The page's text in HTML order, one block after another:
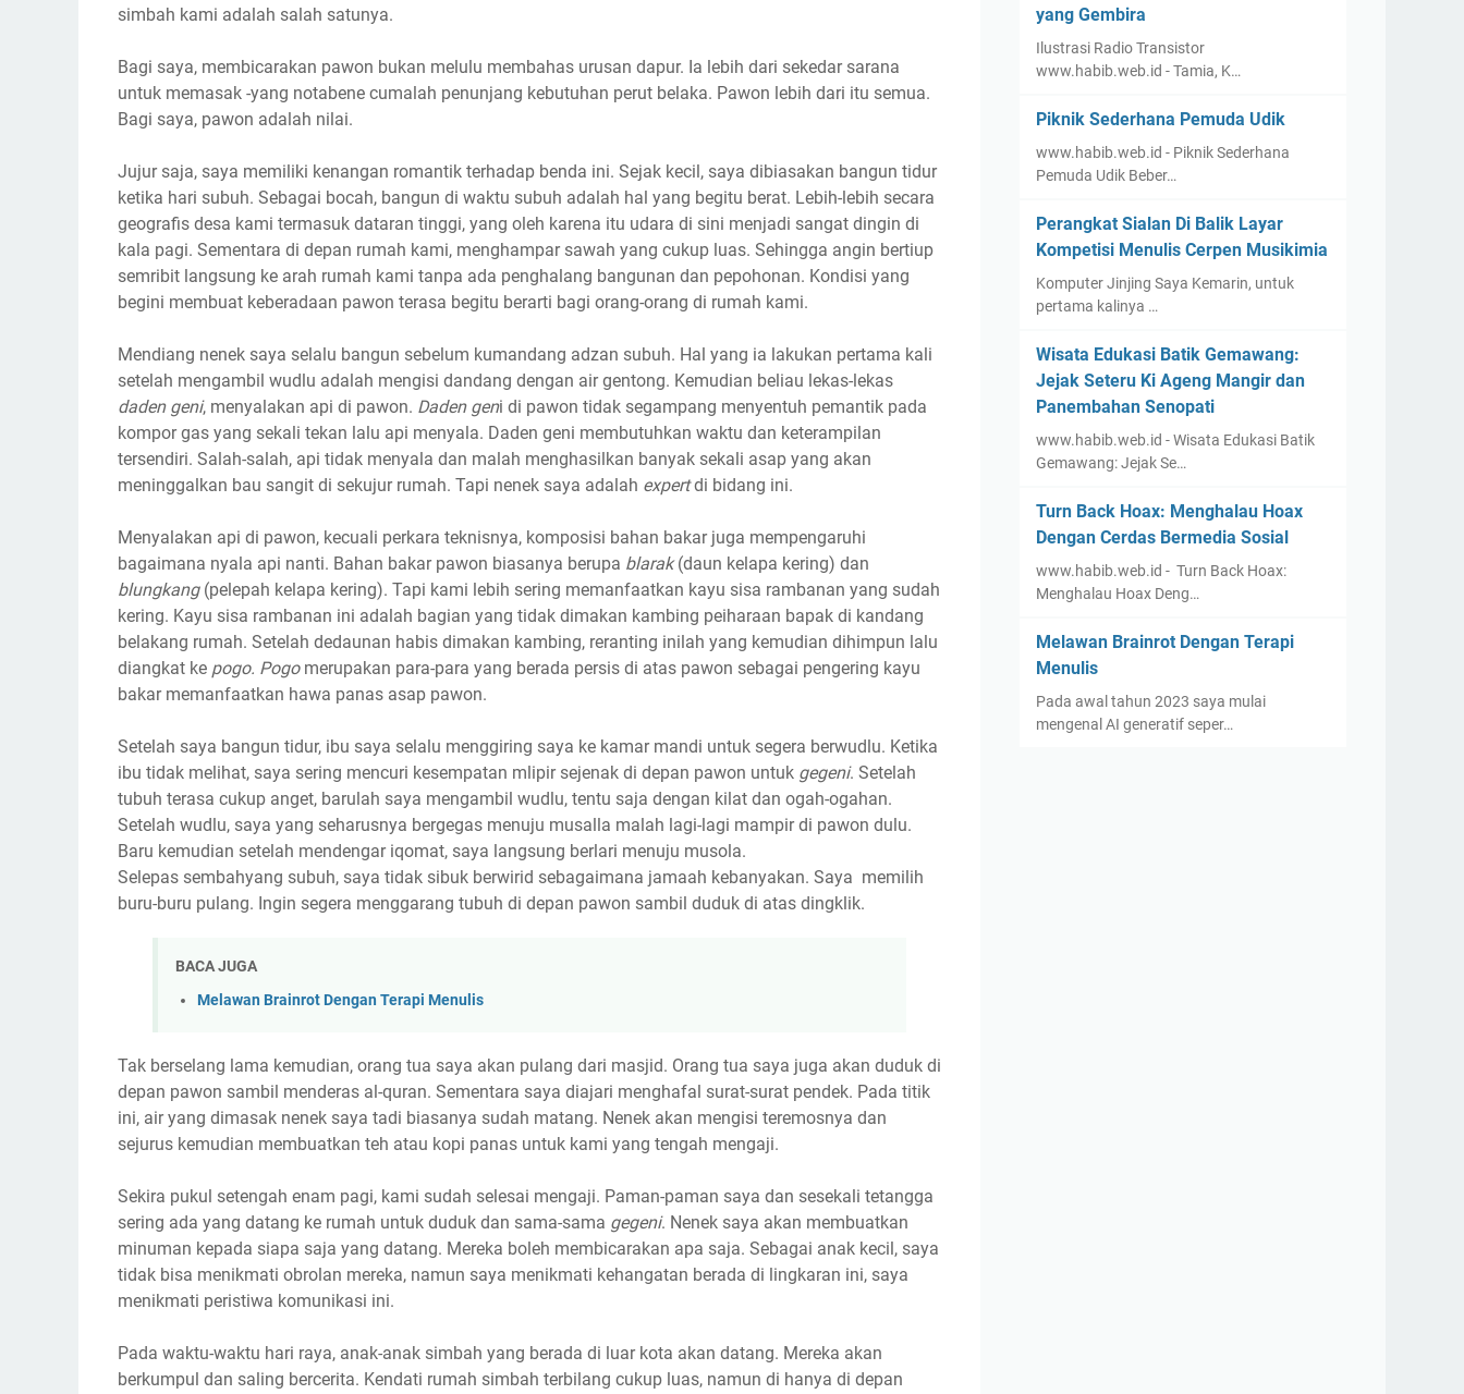
simbah kami adalah salah satunya.
Bagi saya, membicarakan pawon bukan melulu membahas urusan dapur. Ia lebih dari sekedar sarana
untuk memasak -yang notabene cumalah penunjang kebutuhan perut belaka. Pawon lebih dari itu semua.
Bagi saya, pawon adalah nilai.
Jujur saja, saya memiliki kenangan romantik terhadap benda ini. Sejak kecil, saya dibiasakan bangun tidur
ketika hari subuh. Sebagai bocah, bangun di waktu subuh adalah hal yang begitu berat. Lebih-lebih secara
geografis desa kami termasuk dataran tinggi, yang oleh karena itu udara di sini menjadi sangat dingin di
kala pagi. Sementara di depan rumah kami, menghampar sawah yang cukup luas. Sehingga angin bertiup
semribit langsung ke arah rumah kami tanpa ada penghalang bangunan dan pepohonan. Kondisi yang
begini membuat keberadaan pawon terasa begitu berarti bagi orang-orang di rumah kami.
Mendiang nenek saya selalu bangun sebelum kumandang adzan subuh. Hal yang ia lakukan pertama kali
setelah mengambil wudlu adalah mengisi dandang dengan air gentong. Kemudian beliau lekas-lekas
daden geni, menyalakan api di pawon. Daden geni di pawon tidak segampang menyentuh pemantik pada
kompor gas yang sekali tekan lalu api menyala. Daden geni membutuhkan waktu dan keterampilan
tersendiri. Salah-salah, api tidak menyala dan malah menghasilkan banyak sekali asap yang akan
meninggalkan bau sangit di sekujur rumah. Tapi nenek saya adalah expertdi bidang ini.
Menyalakan api di pawon, kecuali perkara teknisnya, komposisi bahan bakar juga mempengaruhi
bagaimana nyala api nanti. Bahan bakar pawon biasanya berupa blarak(daun kelapa kering) dan
blungkang(pelepah kelapa kering). Tapi kami lebih sering memanfaatkan kayu sisa rambanan yang sudah
kering. Kayu sisa rambanan ini adalah bagian yang tidak dimakan kambing peiharaan bapak di kandang
belakang rumah. Setelah dedaunan habis dimakan kambing, reranting inilah yang kemudian dihimpun lalu
diangkat ke pogo. Pogomerupakan para-para yang berada persis di atas pawon sebagai pengering kayu
bakar memanfaatkan hawa panas asap pawon.
Setelah saya bangun tidur, ibu saya selalu menggiring saya ke kamar mandi untuk segera berwudlu. Ketika
ibu tidak melihat, saya sering mencuri kesempatan mlipir sejenak di depan pawon untuk gegeni. Setelah
tubuh terasa cukup anget, barulah saya mengambil wudlu, tentu saja dengan kilat dan ogah-ogahan.
Setelah wudlu, saya yang seharusnya bergegas menuju musalla malah lagi-lagi mampir di pawon dulu.
Baru kemudian setelah mendengar iqomat, saya langsung berlari menuju musola.
Selepas sembahyang subuh, saya tidak sibuk berwirid sebagaimana jamaah kebanyakan. Saya memilih
buru-buru pulang. Ingin segera menggarang tubuh di depan pawon sambil duduk di atas dingklik.
BACA JUGA
Melawan Brainrot Dengan Terapi Menulis
Tak berselang lama kemudian, orang tua saya akan pulang dari masjid. Orang tua saya juga akan duduk di
depan pawon sambil menderas al-quran. Sementara saya diajari menghafal surat-surat pendek. Pada titik
ini, air yang dimasak nenek saya tadi biasanya sudah matang. Nenek akan mengisi teremosnya dan
sejurus kemudian membuatkan teh atau kopi panas untuk kami yang tengah mengaji.
Sekira pukul setengah enam pagi, kami sudah selesai mengaji. Paman-paman saya dan sesekali tetangga
sering ada yang datang ke rumah untuk duduk dan sama-sama gegeni. Nenek saya akan membuatkan
minuman kepada siapa saja yang datang. Mereka boleh membicarakan apa saja. Sebagai anak kecil, saya
tidak bisa menikmati obrolan mereka, namun saya menikmati kehangatan berada di lingkaran ini, saya
menikmati peristiwa komunikasi ini.
Pada waktu-waktu hari raya, anak-anak simbah yang berada di luar kota akan datang. Mereka akan
berkumpul dan saling bercerita. Kendati rumah simbah terbilang cukup luas, namun di hanya di depan
yang Gembira
Ilustrasi Radio Transistor
www.habib.web.id - Tamia, K…
Piknik Sederhana Pemuda Udik
www.habib.web.id - Piknik Sederhana
Pemuda Udik Beber…
Perangkat Sialan Di Balik Layar
Kompetisi Menulis Cerpen Musikimia
Komputer Jinjing Saya Kemarin, untuk
pertama kalinya …
Wisata Edukasi Batik Gemawang:
Jejak Seteru Ki Ageng Mangir dan
Panembahan Senopati
www.habib.web.id - Wisata Edukasi Batik
Gemawang: Jejak Se…
Turn Back Hoax: Menghalau Hoax
Dengan Cerdas Bermedia Sosial
www.habib.web.id - Turn Back Hoax:
Menghalau Hoax Deng…
Melawan Brainrot Dengan Terapi
Menulis
Pada awal tahun 2023 saya mulai
mengenal AI generatif seper…